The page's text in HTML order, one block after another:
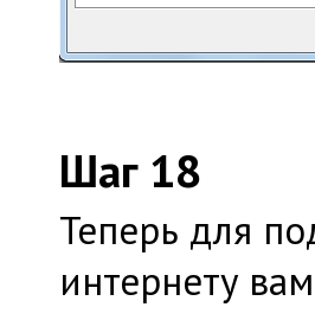
Шаг 18
Теперь для
интернету